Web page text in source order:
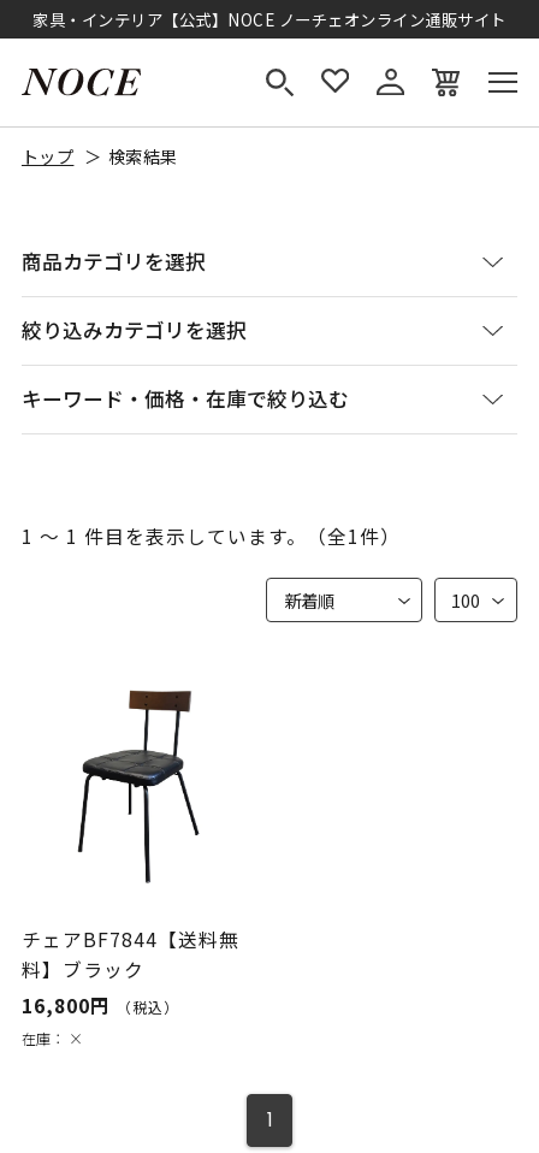
家具・インテリア【公式】NOCE ノーチェオンライン通販サイト
トップ 検索結果
商品カテゴリを選択
絞り込みカテゴリを選択
キーワード・価格・在庫で絞り込む
1 ～ 1 件目を表示しています。（全1件）
チェアBF7844【送料無
料】ブラック
16,800円
（税込）
在庫： ×
1